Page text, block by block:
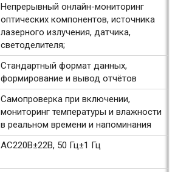
Непрерывный онлайн-мониторинг
оптических компонентов, источника
лазерного излучения, датчика,
светоделителя;
Стандартный формат данных,
формирование и вывод отчётов
Самопроверка при включении,
мониторинг температуры и влажности
в реальном времени и напоминания
АС220В±22В, 50 Гц±1 Гц